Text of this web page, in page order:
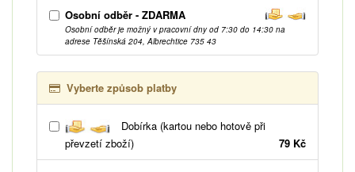
Osobní odběr - ZDARMA
Osobní odběr je možný v pracovní dny od 7:30 do 14:30 na
adrese Těšínská 204, Albrechtice 735 43
Vyberte způsob platby
Dobírka (kartou nebo hotově při
převzetí zboží)
79 Kč